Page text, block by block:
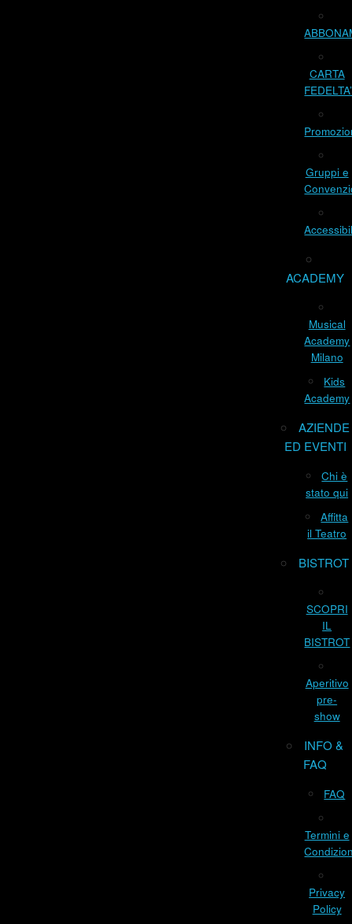
CARTA
FEDELTA’
Gruppi e
ACADEMY
Musical
Academy
Milano
Kids
Academy
AZIENDE
ED EVENTI
Chi è
stato qui
Affitta
il Teatro
BISTROT
SCOPRI
IL
BISTROT
Aperitivo
pre-
show
INFO &
FAQ
FAQ
Termini e
Privacy
Policy